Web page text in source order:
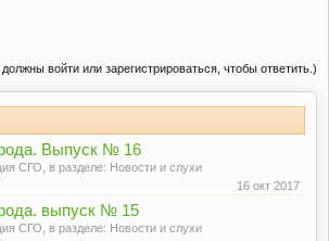
войти или зарегистрироваться, чтобы ответить.)
Выпуск № 16
СГО , в разделе: Новости и слухи
16 окт 2017
выпуск № 15
СГО , в разделе: Новости и слухи